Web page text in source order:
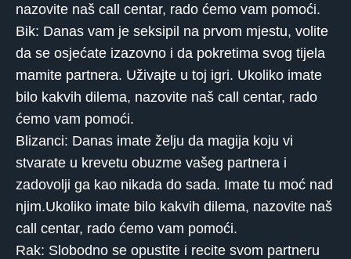
nazovite naš call centar, rado ćemo vam pomoći.
Bik: Danas vam je seksipil na prvom mjestu, volite
da se osjećate izazovno i da pokretima svog tijela
mamite partnera. Uživajte u toj igri. Ukoliko imate
bilo kakvih dilema, nazovite naš call centar, rado
ćemo vam pomoći.
Blizanci: Danas imate želju da magija koju vi
stvarate u krevetu obuzme vašeg partnera i
zadovolji ga kao nikada do sada. Imate tu moć nad
njim.Ukoliko imate bilo kakvih dilema, nazovite naš
call centar, rado ćemo vam pomoći.
Rak: Slobodno se opustite i recite svom partneru